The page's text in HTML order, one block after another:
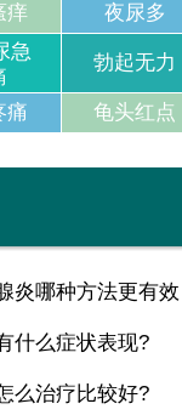
痒
夜尿多
急
勃起无力
痛 龟头红点
炎哪种方法更有效
什么症状表现?
么治疗比较好?